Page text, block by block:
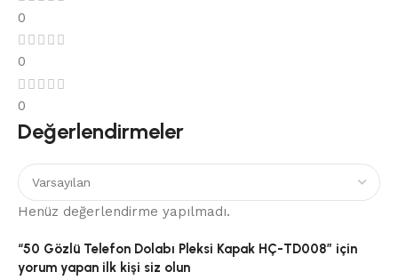
0
0
0
Değerlendirmeler
Henüz değerlendirme yapılmadı.
“50 Gözlü Telefon Dolabı Pleksi Kapak HÇ-TD008” için
yorum yapan ilk kişi siz olun